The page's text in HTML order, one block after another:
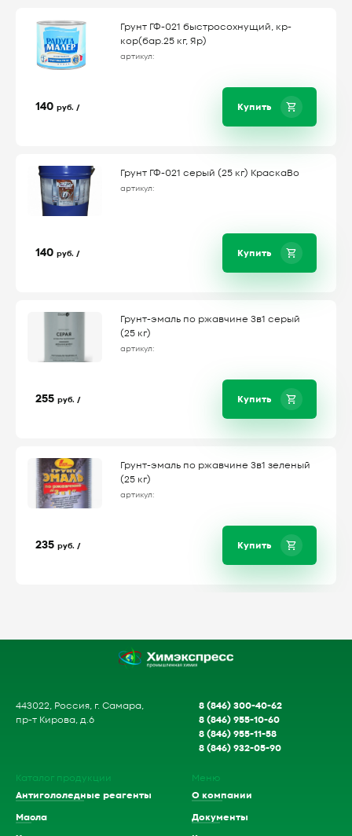
Грунт ГФ-021 быстросохнущий, кр-
кор(бар.25 кг, Яр)
артикул:
140 руб. / Купить
Грунт ГФ-021 серый (25 кг) КраскаВо
артикул:
140 руб. / Купить
Грунт-эмаль по ржавчине 3в1 серый
(25 кг)
артикул:
255 руб. / Купить
Грунт-эмаль по ржавчине 3в1 зеленый
(25 кг)
артикул:
235 руб. / Купить
443022, Россия, г. Самара,
пр-т Кирова, д.6
8 (846) 300-40-62
8 (846) 955-10-60
8 (846) 955-11-58
8 (846) 932-05-90
Каталог продукции
Антигололедные реагенты
Масла
Меню
О компании
Документы